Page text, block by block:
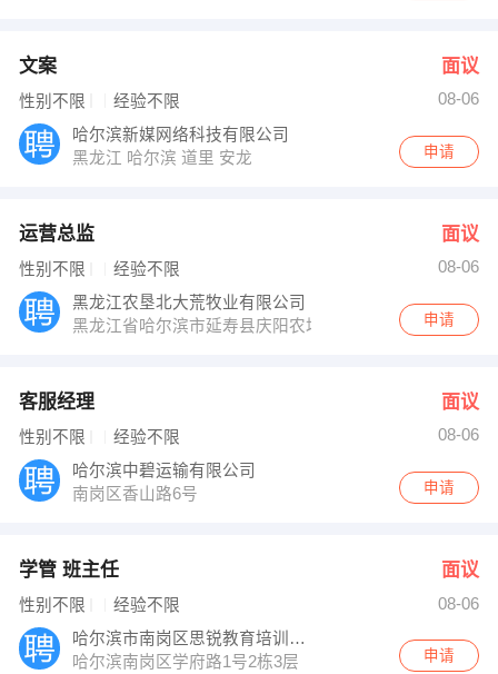
文案 面议
性别不限 经验不限
08-06
哈尔滨新媒网络科技有限公司
黑龙江 哈尔滨 道里 安龙
申请
运营总监 面议
性别不限 经验不限
08-06
黑龙江农垦北大荒牧业有限公司
黑龙江省哈尔滨市延寿县庆阳农场工业园区路18号
申请
客服经理 面议
性别不限 经验不限
08-06
哈尔滨中碧运输有限公司
南岗区香山路6号
申请
学管 班主任 面议
性别不限 经验不限
08-06
哈尔滨市南岗区思锐教育培训学校
哈尔滨南岗区学府路1号2栋3层
申请